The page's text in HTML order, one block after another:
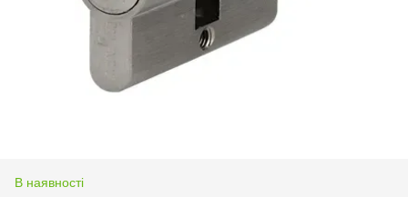
В наявності